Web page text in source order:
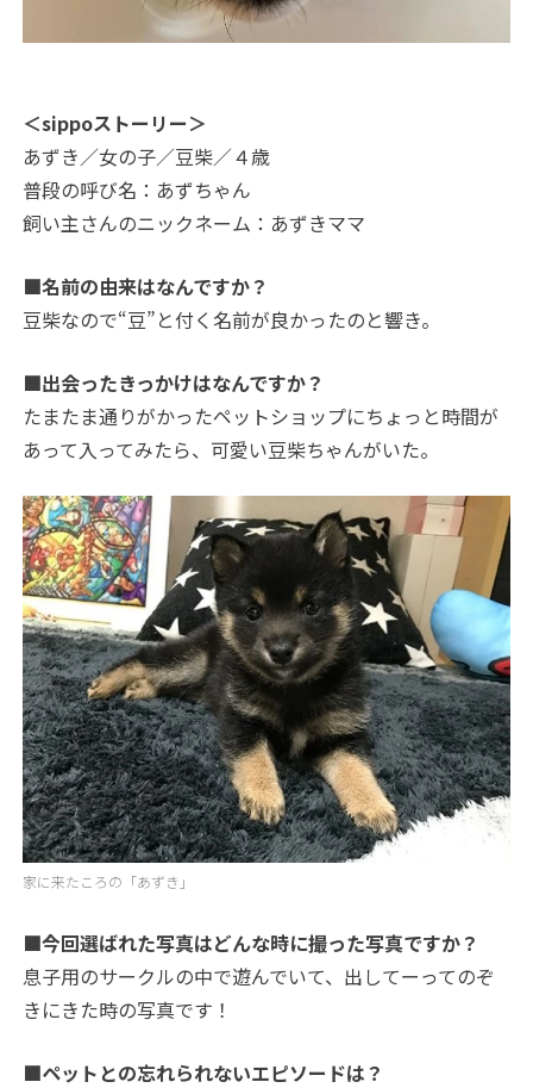
＜sippoストーリー＞
あずき／女の子／豆柴／４歳
普段の呼び名：あずちゃん
飼い主さんのニックネーム：あずきママ
■名前の由来はなんですか？
豆柴なので“豆”と付く名前が良かったのと響き。
■出会ったきっかけはなんですか？
たまたま通りがかったペットショップにちょっと時間が
あって入ってみたら、可愛い豆柴ちゃんがいた。
家に来たころの「あずき」
■今回選ばれた写真はどんな時に撮った写真ですか？
息子用のサークルの中で遊んでいて、出してーってのぞ
きにきた時の写真です！
■ペットとの忘れられないエピソードは？